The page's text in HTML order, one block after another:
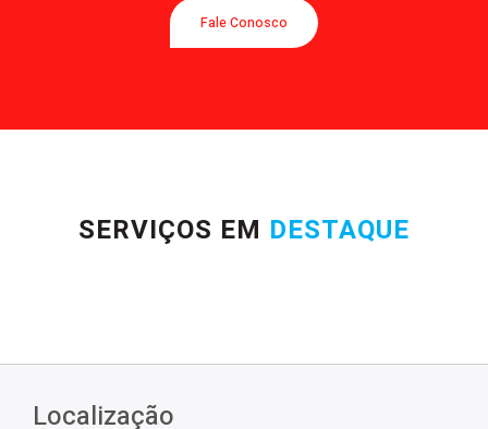
Fale Conosco
SERVIÇOS EM DESTAQUE
Localização